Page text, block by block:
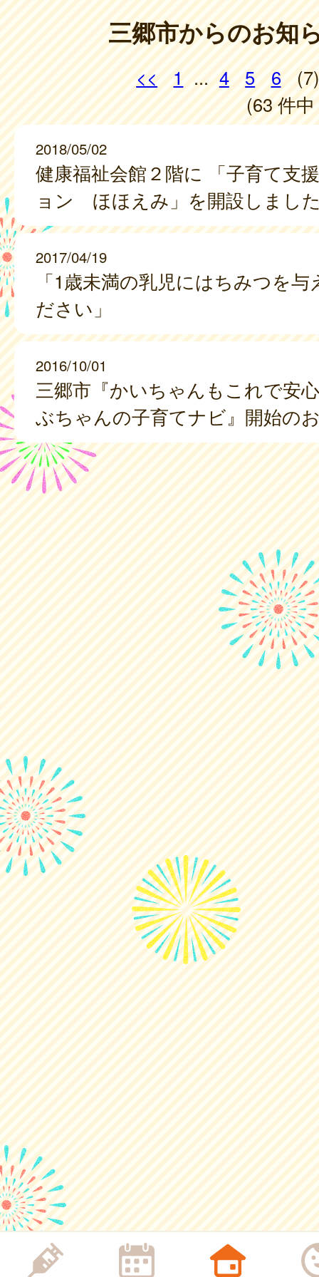
三郷市からのお知
<< 1 ... 4 5 6
(7)
(63 件
2018/05/02
健康福祉会館２階に 「子育て支
ョン ほほえみ」を開設しまし
2017/04/19
「1歳未満の乳児にはちみつを
ださい」
2016/10/01
三郷市『かいちゃんもこれで
ぶちゃんの子育てナビ』開始の